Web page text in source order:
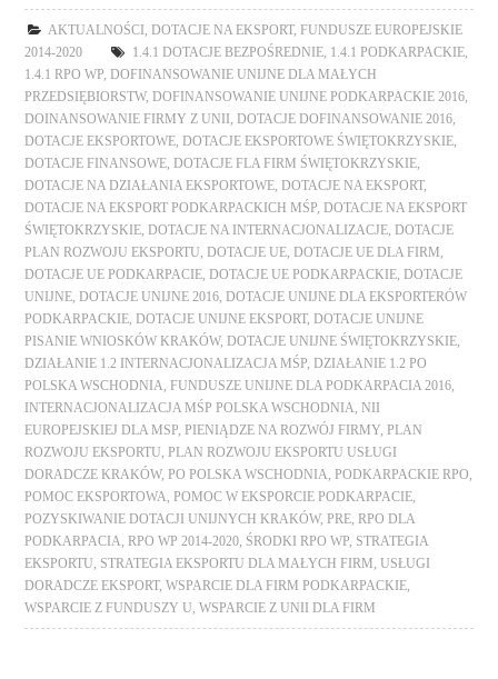
AKTUALNOŚCI DOTACJE NA EKSPORT, FUNDUSZE EUROPEJSKIE
2014-2020
1.4.1 DOTACJE BEZPOŚREDNIE 1.4.1 PODKARPACKIE
1.4.1 RPO WP
DOFINANSOWANIE UNIJNE DLA MAŁYCH
PRZEDSIĘBIORSTW, DOFINANSOWANIE UNIJNE PODKARPACKIE 2016
DOINANSOWANIE FIRMY Z UNII
DOTACJE DOFINANSOWANIE 2016
DOTACJE EKSPORTOWE
DOTACJE EKSPORTOWE ŚWIĘTOKRZYSKIE
DOTACJE FINANSOWE
DOTACJE FLA FIRM ŚWIĘTOKRZYSKIE
DOTACJE NA DZIAŁANIA EKSPORTOWE
DOTACJE NA EKSPORT,
DOTACJE NA EKSPORT PODKARPACKICH MŚP
DOTACJE NA EKSPORT
ŚWIĘTOKRZYSKIE
DOTACJE NA INTERNACJONALIZACJE
DOTACJE
PLAN ROZWOJU EKSPORTU
DOTACJE UE DOTACJE UE DLA FIRM
DOTACJE UE PODKARPACIE
DOTACJE UE PODKARPACKIE
DOTACJE
UNIJNE
DOTACJE UNIJNE 2016
DOTACJE UNIJNE DLA EKSPORTERÓW
PODKARPACKIE
DOTACJE UNIJNE EKSPORT,
DOTACJE UNIJNE
PISANIE WNIOSKÓW KRAKÓW, DOTACJE UNIJNE ŚWIĘTOKRZYSKIE
DZIAŁANIE 1.2 INTERNACJONALIZACJA MŚP
DZIAŁANIE 1.2 PO
POLSKA WSCHODNIA
FUNDUSZE UNIJNE DLA PODKARPACIA 2016
INTERNACJONALIZACJA MŚP POLSKA WSCHODNIA
NII
EUROPEJSKIEJ DLA MSP
PIENIĄDZE NA ROZWÓJ FIRMY
PLAN
ROZWOJU EKSPORTU
PLAN ROZWOJU EKSPORTU USŁUGI
DORADCZE KRAKÓW, PO POLSKA WSCHODNIA PODKARPACKIE RPO
POMOC EKSPORTOWA
POMOC W EKSPORCIE PODKARPACIE
POZYSKIWANIE DOTACJI UNIJNYCH KRAKÓW, PRE
RPO DLA
PODKARPACIA
RPO WP 2014-2020 ŚRODKI RPO WP STRATEGIA
EKSPORTU
STRATEGIA EKSPORTU DLA MAŁYCH FIRM
USŁUGI
DORADCZE EKSPORT, WSPARCIE DLA FIRM PODKARPACKIE
WSPARCIE Z FUNDUSZY U
WSPARCIE Z UNII DLA FIRM